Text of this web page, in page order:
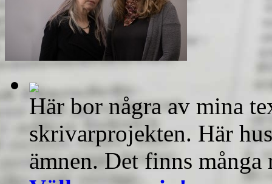
Här bor några av mina
skrivarprojekten. Här
ämnen. Det finns